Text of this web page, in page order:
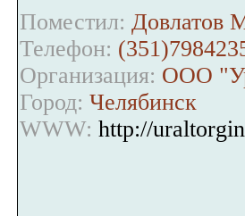
Поместил: Довлатов
Телефон:
Организация: ООО
Город: Челябинск
WWW: http://